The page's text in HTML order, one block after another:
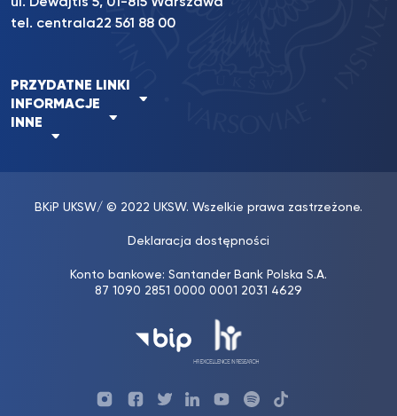
tel. centrala22 561 88 00
PRZYDATNE LINKI
INFORMACJE
INNE
BKiP UKSW/ © 2022 UKSW. Wszelkie prawa zastrzeżone.
Deklaracja dostępności
Konto bankowe: Santander Bank Polska S.A.
87 1090 2851 0000 0001 2031 4629
Profil ProfilProfilProfil UKSWProfilUKSW